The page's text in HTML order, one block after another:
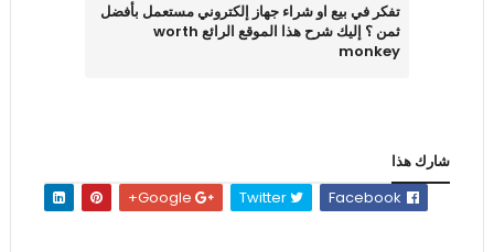
تفكر في بيع او شراء جهاز إلكتروني مستعمل بأفضل
ثمن ؟ إليك شرح هذا الموقع الرائع worth
monkey
شارك هذا
Twitter